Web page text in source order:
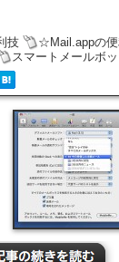
技
☆Mail.appの
スマートメールボ